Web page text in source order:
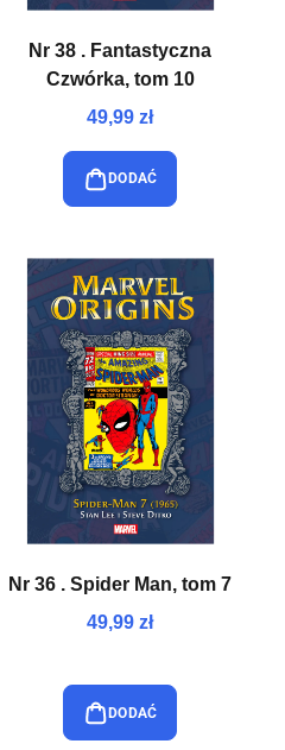
Nr 38 . Fantastyczna
Czwórka, tom 10
49,99 zł
DODAĆ
Nr 36 . Spider Man, tom 7
49,99 zł
DODAĆ